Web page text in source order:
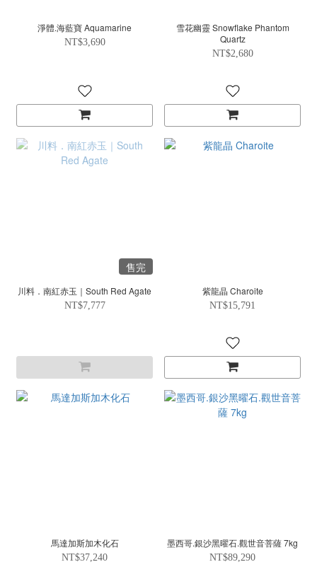
淨體.海藍寶 Aquamarine
NT$3,690
雪花幽靈 Snowflake Phantom
Quartz
NT$2,680
售完
川料．南紅赤玉｜South Red Agate
NT$7,777
紫龍晶 Charoite
NT$15,791
馬達加斯加木化石
NT$37,240
墨西哥.銀沙黑曜石.觀世音菩薩 7kg
NT$89,290